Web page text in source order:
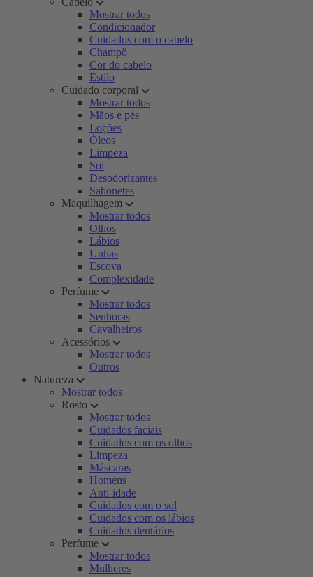
Mostrar todos
Condicionador
Cuidados com o cabelo
Champô
Cor do cabelo
Estilo
Cuidado corporal
Mostrar todos
Mãos e pés
Loções
Óleos
Limpeza
Sol
Desodorizantes
Sabonetes
Maquilhagem
Mostrar todos
Olhos
Lábios
Unhas
Escova
Complexidade
Perfume
Mostrar todos
Senhoras
Cavalheiros
Acessórios
Mostrar todos
Outros
Natureza
Mostrar todos
Rosto
Mostrar todos
Cuidados faciais
Cuidados com os olhos
Limpeza
Máscaras
Homens
Anti-idade
Cuidados com o sol
Cuidados com os lábios
Cuidados dentários
Perfume
Mostrar todos
Mulheres